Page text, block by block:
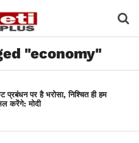
"economy"
प्रबंधन पर है भरोसा, निश्चित ही हम
करेंगे: मोदी